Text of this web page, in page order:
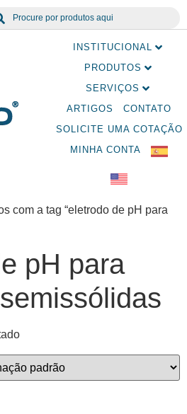
INSTITUCIONAL
PRODUTOS
SERVIÇOS
ARTIGOS
CONTATO
SOLICITE UMA COTAÇÃO
MINHA CONTA
com a tag “eletrodo de pH para
pH para